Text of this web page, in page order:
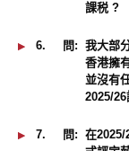
課税 ?
6. 問: 我大部
香港擁
並沒有
2025/
7. 問: 在2025/